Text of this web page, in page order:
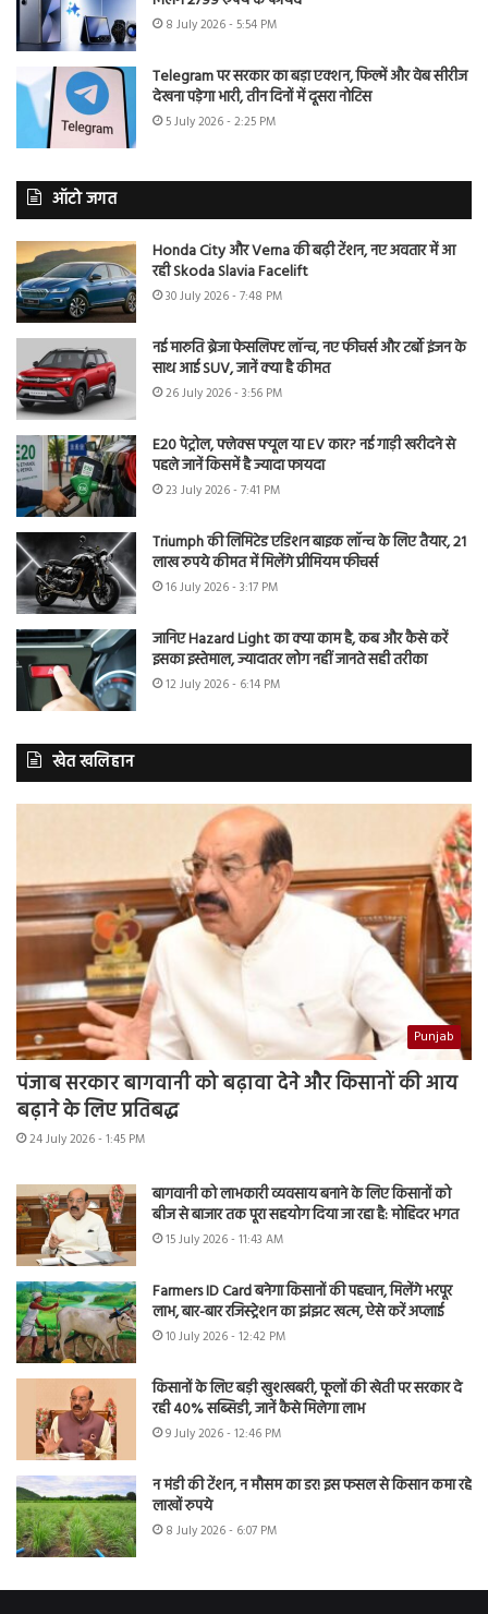
8 July 2026 - 5:54 PM
Telegram पर सरकार का बड़ा एक्शन, फिल्में और वेब सीरीज
देखना पड़ेगा भारी, तीन दिनों में दूसरा नोटिस
5 July 2026 - 2:25 PM
ऑटो जगत
Honda City और Verna की बढ़ी टेंशन, नए अवतार में आ
रही Skoda Slavia Facelift
30 July 2026 - 7:48 PM
नई मारुति ब्रेजा फेसलिफ्ट लॉन्च, नए फीचर्स और टर्बो इंजन के
साथ आई SUV, जानें क्या है कीमत
26 July 2026 - 3:56 PM
E20 पेट्रोल, फ्लेक्स फ्यूल या EV कार? नई गाड़ी खरीदने से
पहले जानें किसमें है ज्यादा फायदा
23 July 2026 - 7:41 PM
Triumph की लिमिटेड एडिशन बाइक लॉन्च के लिए तैयार, 21
लाख रुपये कीमत में मिलेंगे प्रीमियम फीचर्स
16 July 2026 - 3:17 PM
जानिए Hazard Light का क्या काम है, कब और कैसे करें
इसका इस्तेमाल, ज्यादातर लोग नहीं जानते सही तरीका
12 July 2026 - 6:14 PM
खेत खलिहान
Punjab
पंजाब सरकार बागवानी को बढ़ावा देने और किसानों की आय
बढ़ाने के लिए प्रतिबद्ध
24 July 2026 - 1:45 PM
बागवानी को लाभकारी व्यवसाय बनाने के लिए किसानों को
बीज से बाजार तक पूरा सहयोग दिया जा रहा है: मोहिंदर भगत
15 July 2026 - 11:43 AM
Farmers ID Card बनेगा किसानों की पहचान, मिलेंगे भरपूर
लाभ, बार-बार रजिस्ट्रेशन का झंझट खत्म, ऐसे करें अप्लाई
10 July 2026 - 12:42 PM
किसानों के लिए बड़ी खुशखबरी, फूलों की खेती पर सरकार दे
रही 40% सब्सिडी, जानें कैसे मिलेगा लाभ
9 July 2026 - 12:46 PM
न मंडी की टेंशन, न मौसम का डर! इस फसल से किसान कमा रहे
लाखों रुपये
8 July 2026 - 6:07 PM